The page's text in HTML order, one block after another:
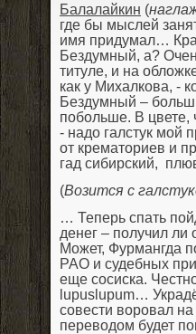
Балалайкин (
где бы мыслей
имя придумал…
Бездумный, а?
титуле, и на
как у Михалкова, -
Бездумный –
побольше. В цвете,
- надо галстук мой
от крематориев и
гад сибирский,
(Возится с
… Теперь спать
денег – получил
Может, Фурмангда
РАО и судебных
еще сосиска.
lupuslupum…
совести воровал
переводом будет